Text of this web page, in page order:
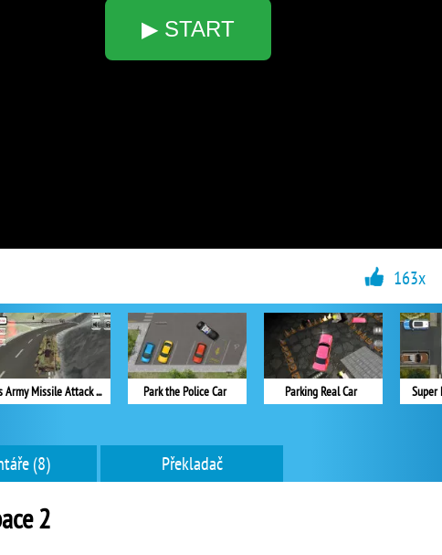
▶ START
Us Army Missile Attack Army Truck Driving Park the Police Car Parking Real Car Super
163x
(8) Překladač
2